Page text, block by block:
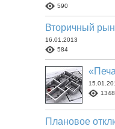
590
Вторичный
16.01.2013
584
1348
Плановое